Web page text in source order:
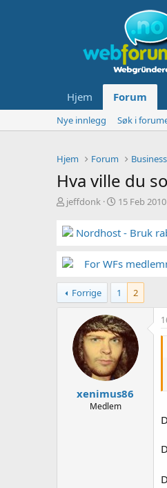
Hjem Forum
Nye innlegg Søk i
Hjem Forum Business
Hva ville du
T
å
d
t
t
jeffdonk
S
r
d
t
o
15 Feb 2010
Nordhost - Bruk
For WFs
Forrige 1 2
xenimus86
Medlem